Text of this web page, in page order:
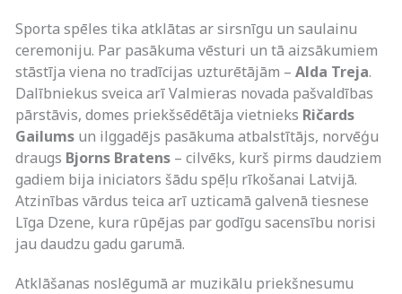
Sporta spēles tika atklātas ar sirsnīgu un saulainu
ceremoniju. Par pasākuma vēsturi un tā aizsākumiem
stāstīja viena no tradīcijas uzturētājām – Alda Treja.
Dalībniekus sveica arī Valmieras novada pašvaldības
pārstāvis, domes priekšsēdētāja vietnieks Ričards
Gailums un ilggadējs pasākuma atbalstītājs, norvēģu
draugs Bjorns Bratens – cilvēks, kurš pirms daudziem
gadiem bija iniciators šādu spēļu rīkošanai Latvijā.
Atzinības vārdus teica arī uzticamā galvenā tiesnese
Līga Dzene, kura rūpējas par godīgu sacensību norisi
jau daudzu gadu garumā.
Atklāšanas noslēgumā ar muzikālu priekšnesumu